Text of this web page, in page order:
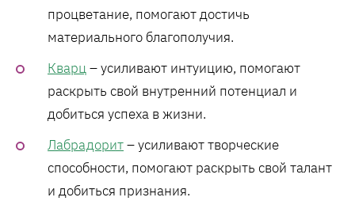
процветание, помогают достичь
материального благополучия.
Кварц– усиливают интуицию, помогают
раскрыть свой внутренний потенциал и
добиться успеха в жизни.
Лабрадорит– усиливают творческие
способности, помогают раскрыть свой талант
и добиться признания.